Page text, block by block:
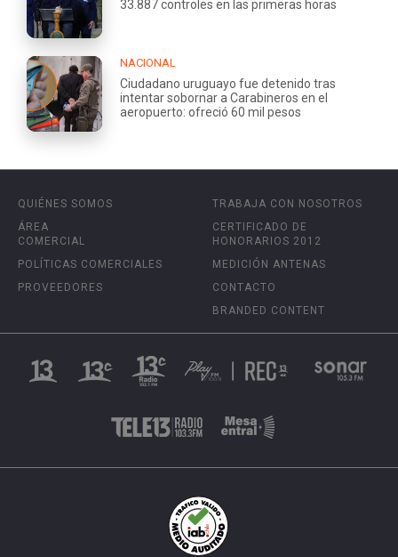
33.887 controles en las primeras horas
NACIONAL
Ciudadano uruguayo fue detenido tras
intentar sobornar a Carabineros en el
aeropuerto: ofreció 60 mil pesos
QUIÉNES SOMOS
ÁREA
COMERCIAL
POLÍTICAS COMERCIALES
PROVEEDORES
TRABAJA CON NOSOTROS
CERTIFICADO DE
HONORARIOS 2012
MEDICIÓN ANTENAS
CONTACTO
BRANDED CONTENT